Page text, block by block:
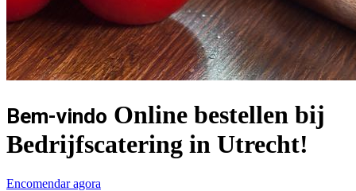
Bem-vindo Online bestellen bij
Bedrijfscatering in Utrecht!
Encomendar agora